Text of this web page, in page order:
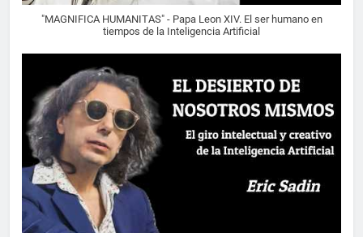
"MAGNIFICA HUMANITAS" - Papa Leon XIV. El ser humano en
tiempos de la Inteligencia Artificial